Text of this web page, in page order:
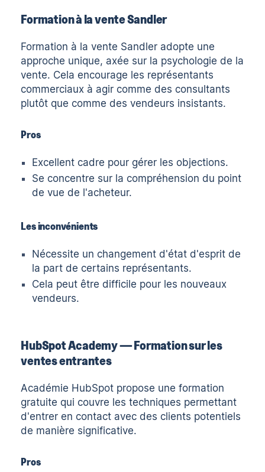
Formation à la vente Sandler
Formation à la vente Sandler adopte une
approche unique, axée sur la psychologie de la
vente. Cela encourage les représentants
commerciaux à agir comme des consultants
plutôt que comme des vendeurs insistants.
Pros
Excellent cadre pour gérer les objections.
Se concentre sur la compréhension du point
de vue de l'acheteur.
Les inconvénients
Nécessite un changement d'état d'esprit de
la part de certains représentants.
Cela peut être difficile pour les nouveaux
vendeurs.
HubSpot Academy — Formation sur les
ventes entrantes
Académie HubSpot propose une formation
gratuite qui couvre les techniques permettant
d'entrer en contact avec des clients potentiels
de manière significative.
Pros